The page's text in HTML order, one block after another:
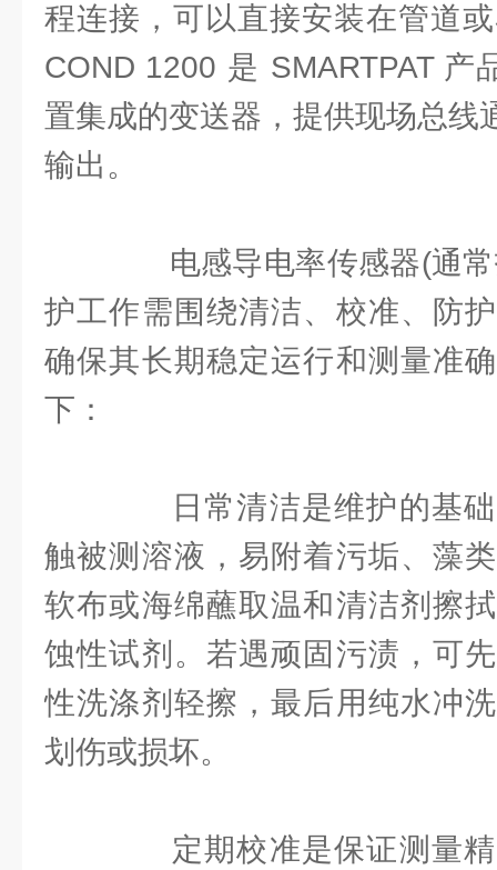
程连接，可以直接安装在管道
COND 1200 是 SMARTPAT
置集成的变送器，提供现场总线
输出。
电感导电率传感器(通常
护工作需围绕清洁、校准、防
确保其长期稳定运行和测量准
下：
日常清洁是维护的基础
触被测溶液，易附着污垢、藻
软布或海绵蘸取温和清洁剂擦
蚀性试剂。若遇顽固污渍，可
性洗涤剂轻擦，最后用纯水冲
划伤或损坏。
定期校准是保证测量精